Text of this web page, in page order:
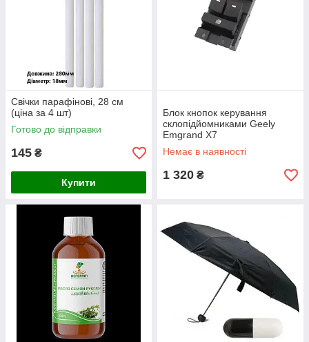
Свічки парафінові, 28 см
(ціна за 4 шт)
Готово до відправки
145 ₴
Купити
Блок кнопок керування
склопідйомниками Geely
Emgrand X7
Немає в наявності
1 320 ₴